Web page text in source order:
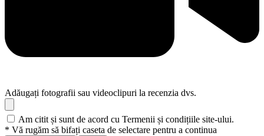
Adăugați fotografii sau videoclipuri la recenzia dvs.
Am citit și sunt de acord cu Termenii și condițiile site-ului.
* Vă rugăm să bifați caseta de selectare pentru a continua